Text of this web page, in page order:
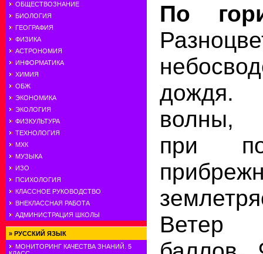
ОБЩЕСТВОЗНАНИЕ
БИОЛОГИЯ
ГЕОГРАФИЯ
ФИЗИКА
АСТРОНОМИЯ
ИНФОРМАТИКА
ХИМИЯ
ОБЖ
ЭКОНОМИКА
ЭКОЛОГИЯ
ФИЗКУЛЬТУРА
ТЕХНОЛОГИЯ
МХК
МУЗЫКА
ИЗО
ПСИХОЛОГИЯ
КЛАССНОЕ РУКОВОДСТВО
ВНЕКЛАССНАЯ РАБОТА
АДМИНИСТРАЦИЯ ШКОЛЫ
» РУССКИЙ ЯЗЫК
МОНИТОРИНГ КАЧЕСТВА ЗНАНИЙ. 5
По
дождя.
волны,
при